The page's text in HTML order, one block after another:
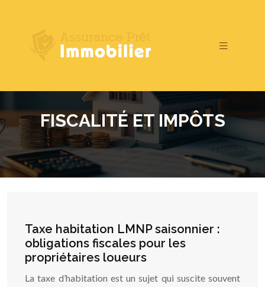
FISCALITÉ ET IMPÔTS
Taxe habitation LMNP saisonnier :
obligations fiscales pour les
propriétaires loueurs
La taxe d’habitation est un sujet qui suscite souvent